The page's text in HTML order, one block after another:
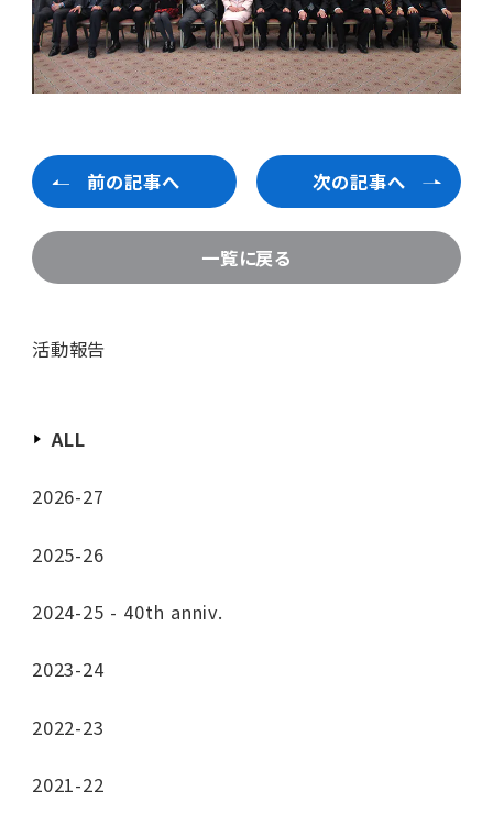
前の記事へ
一覧に戻る
次の記事へ
活動報告
ALL
2026-27
2025-26
2024-25 - 40th anniv.
2023-24
2022-23
2021-22